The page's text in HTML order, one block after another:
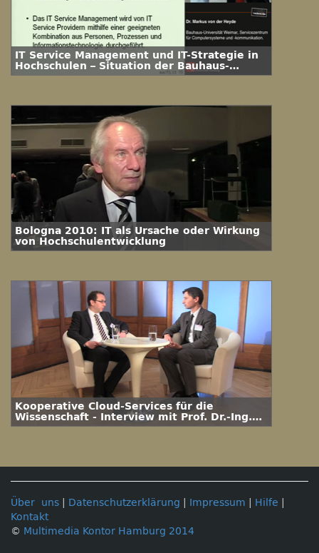
IT Service Management und IT-Strategie in
Hochschulen – Situation der Bauhaus-
Universität Weimar
Bologna 2010: IT als Ursache oder Wirkung
von Hochschulentwicklung
Kooperative Cloud-Services für die
Wissenschaft - Interview mit Prof. Dr.-Ing.
Ramin Yahyapour
Über uns Datenschutzerklärung Impressum Hilfe
Kontakt
© Multimedia Kontor Hamburg 2014